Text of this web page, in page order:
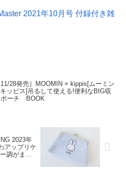
2021年10月号 付録付き雑
11/28発売］MOOMIN × kippis[ムーミン
ッピス]吊るして使える!便利なBIG収
ーチ BOOK
2023年
アップリケ
調がま口